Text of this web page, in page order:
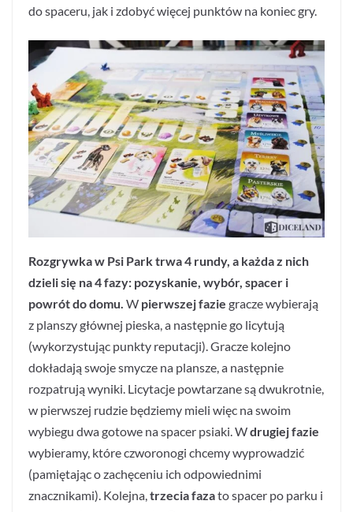
do spaceru, jak i zdobyć więcej punktów na koniec gry.
Rozgrywka w Psi Park trwa 4 rundy, a każda z nich
dzieli się na 4 fazy: pozyskanie, wybór, spacer i
powrót do domu. W pierwszej fazie gracze wybierają
z planszy głównej pieska, a następnie go licytują
(wykorzystując punkty reputacji). Gracze kolejno
dokładają swoje smycze na plansze, a następnie
rozpatrują wyniki. Licytacje powtarzane są dwukrotnie,
w pierwszej rudzie będziemy mieli więc na swoim
wybiegu dwa gotowe na spacer psiaki. Wdrugiej fazie
wybieramy, które czworonogi chcemy wyprowadzić
(pamiętając o zachęceniu ich odpowiednimi
znacznikami). Kolejna,trzecia fazato spacer po parku i